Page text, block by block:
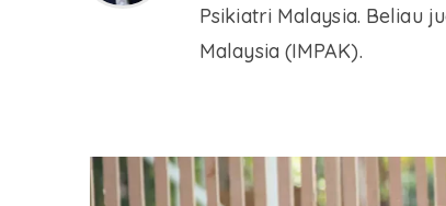
Psikiatri Malaysia. Beliau
Malaysia (IMPAK).